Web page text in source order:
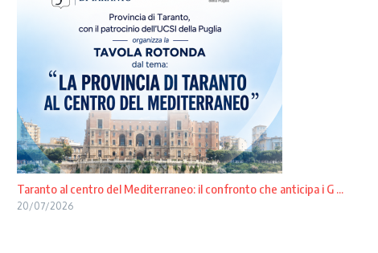
Taranto al centro del Mediterraneo: il confronto che anticipa i G ...
20/07/2026